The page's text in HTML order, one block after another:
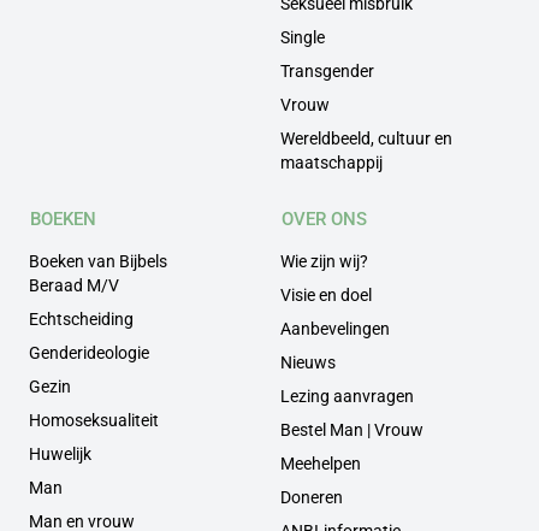
Single
Transgender
Vrouw
Wereldbeeld, cultuur en
maatschappij
BOEKEN
Boeken van Bijbels
Beraad M/V
Echtscheiding
Genderideologie
Gezin
Homoseksualiteit
Huwelijk
Man
Man en vrouw
OVER ONS
Wie zijn wij?
Visie en doel
Aanbevelingen
Nieuws
Lezing aanvragen
Bestel Man | Vrouw
Meehelpen
Doneren